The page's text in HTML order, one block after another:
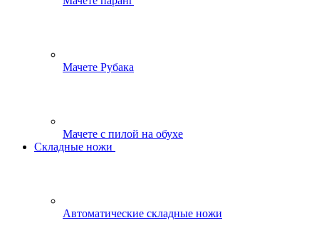
Мачете Рубака
Мачете с пилой на обухе
Складные ножи
Автоматические складные ножи